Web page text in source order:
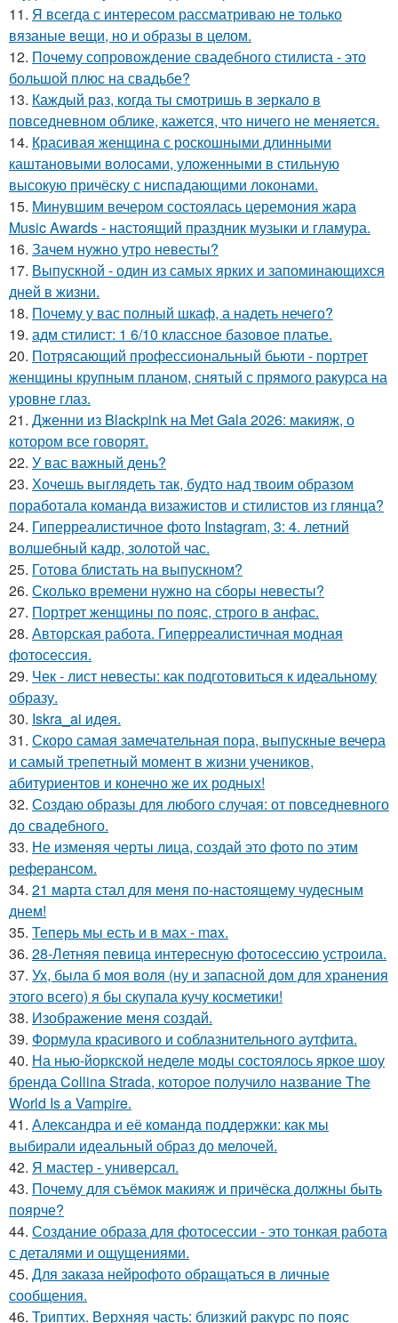
11. Я всегда с интересом рассматриваю не только
вязаные вещи, но и образы в целом.
12. Почему сопровождение свадебного стилиста - это
большой плюс на свадьбе?
13. Каждый раз, когда ты смотришь в зеркало в
повседневном облике, кажется, что ничего не меняется.
14. Красивая женщина с роскошными длинными
каштановыми волосами, уложенными в стильную
высокую причёску с ниспадающими локонами.
15. Минувшим вечером состоялась церемония жара
Music Awards - настоящий праздник музыки и гламура.
16. Зачем нужно утро невесты?
17. Выпускной - один из самых ярких и запоминающихся
дней в жизни.
18. Почему у вас полный шкаф, а надеть нечего?
19. адм стилист: 1 6/10 классное базовое платье.
20. Потрясающий профессиональный бьюти - портрет
женщины крупным планом, снятый с прямого ракурса на
уровне глаз.
21. Дженни из Blackpink на Met Gala 2026: макияж, о
котором все говорят.
22. У вас важный день?
23. Хочешь выглядеть так, будто над твоим образом
поработала команда визажистов и стилистов из глянца?
24. Гиперреалистичное фото Instagram, 3: 4. летний
волшебный кадр, золотой час.
25. Готова блистать на выпускном?
26. Сколько времени нужно на сборы невесты?
27. Портрет женщины по пояс, строго в анфас.
28. Авторская работа. Гиперреалистичная модная
фотосессия.
29. Чек - лист невесты: как подготовиться к идеальному
образу.
30. Iskra_ai идея.
31. Скоро самая замечательная пора, выпускные вечера
и самый трепетный момент в жизни учеников,
абитуриентов и конечно же их родных!
32. Создаю образы для любого случая: от повседневного
до свадебного.
33. Не изменяя черты лица, создай это фото по этим
реферансом.
34. 21 марта стал для меня по-настоящему чудесным
днем!
35. Теперь мы есть и в мах - max.
36. 28-Летняя певица интересную фотосессию устроила.
37. Ух, была б моя воля (ну и запасной дом для хранения
этого всего) я бы скупала кучу косметики!
38. Изображение меня создай.
39. Формула красивого и соблазнительного аутфита.
40. На нью-йоркской неделе моды состоялось яркое шоу
бренда Collina Strada, которое получило название The
World Is a Vampire.
41. Александра и её команда поддержки: как мы
выбирали идеальный образ до мелочей.
42. Я мастер - универсал.
43. Почему для съёмок макияж и причёска должны быть
поярче?
44. Создание образа для фотосессии - это тонкая работа
с деталями и ощущениями.
45. Для заказа нейрофото обращаться в личные
сообщения.
46. Триптих. Верхняя часть: близкий ракурс по пояс